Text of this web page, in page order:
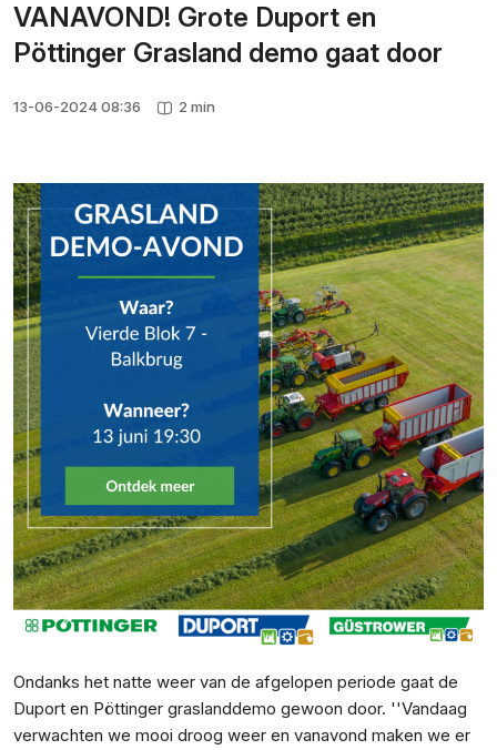
VANAVOND! Grote Duport en
Pöttinger Grasland demo gaat door
13-06-2024 08:36 2 min
Ondanks het natte weer van de afgelopen periode gaat de
Duport en Pöttinger graslanddemo gewoon door. ''Vandaag
verwachten we mooi droog weer en vanavond maken we er